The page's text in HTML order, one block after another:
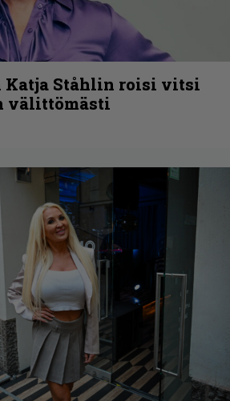
Katja Ståhlin roisi vitsi
välittömästi